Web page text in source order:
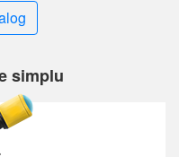
simplu